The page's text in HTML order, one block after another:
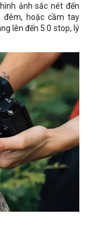
ảnh sắc nét đến
đêm, hoặc cầm tay
lên đến 5.0 stop, lý